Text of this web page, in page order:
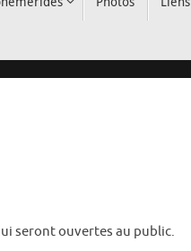
seront ouvertes au public.